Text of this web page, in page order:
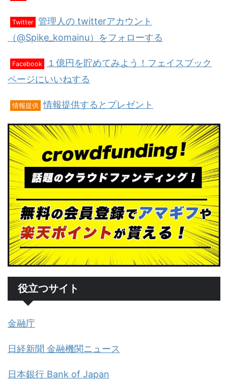
Twitter 管理人の twitterアカウント
（@Spike_komainu）をフォローする
Facebook
１億円を貯めてみよう！フェイスブック
ページにいいねする
情報提供 情報提供するとプレゼント
役立つサイト
金融庁
日経新聞 金融機関ニュース
日本銀行 Bank of Japan